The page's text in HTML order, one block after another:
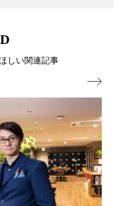
しい関連記事
